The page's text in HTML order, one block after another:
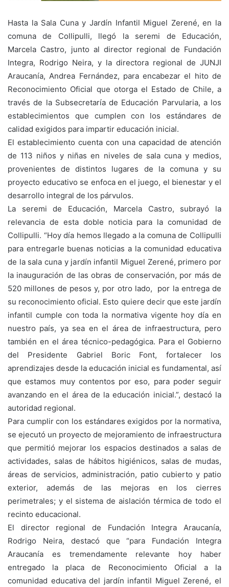
Hasta la Sala Cuna y Jardín Infantil Miguel Zerené, en la
comuna de Collipulli, llegó la seremi de Educación,
Marcela Castro, junto al director regional de Fundación
Integra, Rodrigo Neira, y la directora regional de JUNJI
Araucanía, Andrea Fernández, para encabezar el hito de
Reconocimiento Oficial que otorga el Estado de Chile, a
través de la Subsecretaría de Educación Parvularia, a los
establecimientos que cumplen con los estándares de
calidad exigidos para impartir educación inicial.
El establecimiento cuenta con una capacidad de atención
de 113 niños y niñas en niveles de sala cuna y medios,
provenientes de distintos lugares de la comuna y su
proyecto educativo se enfoca en el juego, el bienestar y el
desarrollo integral de los párvulos.
La seremi de Educación, Marcela Castro, subrayó la
relevancia de esta doble noticia para la comunidad de
Collipulli. “Hoy día hemos llegado a la comuna de Collipulli
para entregarle buenas noticias a la comunidad educativa
de la sala cuna y jardín infantil Miguel Zerené, primero por
la inauguración de las obras de conservación, por más de
520 millones de pesos y, por otro lado, por la entrega de
su reconocimiento oficial. Esto quiere decir que este jardín
infantil cumple con toda la normativa vigente hoy día en
nuestro país, ya sea en el área de infraestructura, pero
también en el área técnico-pedagógica. Para el Gobierno
del Presidente Gabriel Boric Font, fortalecer los
aprendizajes desde la educación inicial es fundamental, así
que estamos muy contentos por eso, para poder seguir
avanzando en el área de la educación inicial.”, destacó la
autoridad regional.
Para cumplir con los estándares exigidos por la normativa,
se ejecutó un proyecto de mejoramiento de infraestructura
que permitió mejorar los espacios destinados a salas de
actividades, salas de hábitos higiénicos, salas de mudas,
áreas de servicios, administración, patio cubierto y patio
exterior, además de las mejoras en los cierres
perimetrales; y el sistema de aislación térmica de todo el
recinto educacional.
El director regional de Fundación Integra Araucanía,
Rodrigo Neira, destacó que “para Fundación Integra
Araucanía es tremendamente relevante hoy haber
entregado la placa de Reconocimiento Oficial a la
comunidad educativa del jardín infantil Miguel Zerené, el